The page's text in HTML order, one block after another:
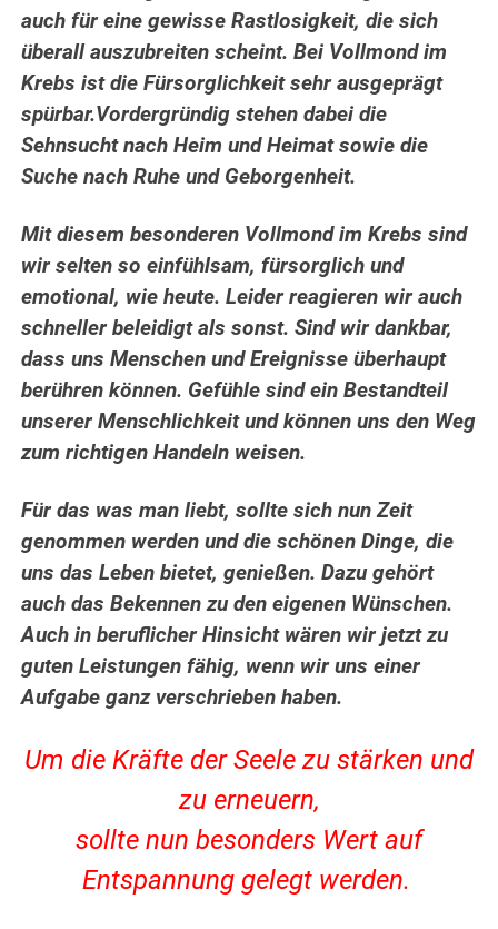
auch für eine gewisse Rastlosigkeit, die sich
überall auszubreiten scheint. Bei Vollmond im
Krebs ist die Fürsorglichkeit sehr ausgeprägt
spürbar.Vordergründig stehen dabei die
Sehnsucht nach Heim und Heimat sowie die
Suche nach Ruhe und Geborgenheit.
Mit diesem besonderen Vollmond im Krebs sind
wir selten so einfühlsam, fürsorglich und
emotional, wie heute. Leider reagieren wir auch
schneller beleidigt als sonst. Sind wir dankbar,
dass uns Menschen und Ereignisse überhaupt
berühren können. Gefühle sind ein Bestandteil
unserer Menschlichkeit und können uns den Weg
zum richtigen Handeln weisen.
Für das was man liebt, sollte sich nun Zeit
genommen werden und die schönen Dinge, die
uns das Leben bietet, genießen. Dazu gehört
auch das Bekennen zu den eigenen Wünschen.
Auch in beruflicher Hinsicht wären wir jetzt zu
guten Leistungen fähig, wenn wir uns einer
Aufgabe ganz verschrieben haben.
Um die Kräfte der Seele zu stärken und
zu erneuern,
sollte nun besonders Wert auf
Entspannung gelegt werden.